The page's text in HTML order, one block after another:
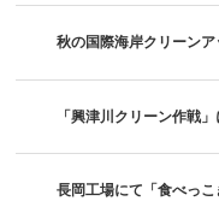
秋の国際海岸クリーンア
「興津川クリーン作戦
長岡工場にて「食べっ